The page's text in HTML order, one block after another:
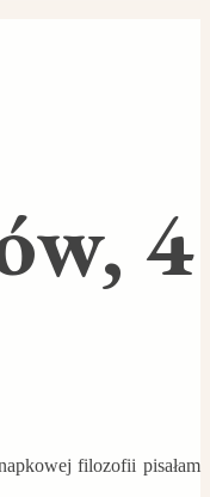
4
filozofii pisałam